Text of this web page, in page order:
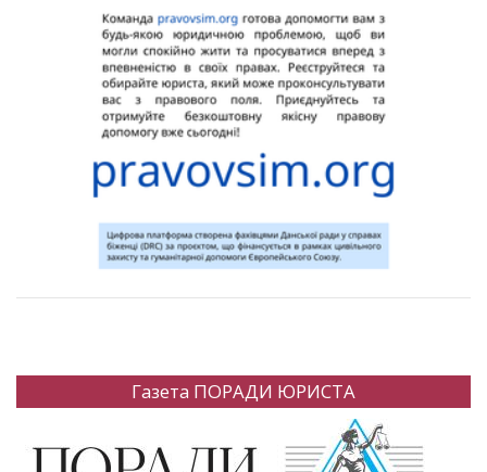
Газета ПОРАДИ ЮРИСТА